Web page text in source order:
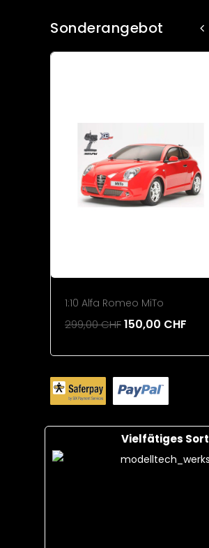
Sonderangebot
1:10 Alfa Romeo MiTo
299,00 CHF150,00 CHF
Vielfätiges